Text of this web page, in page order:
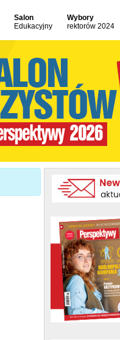
Salon
Edukacyjny
Wybory
rektorów 2024